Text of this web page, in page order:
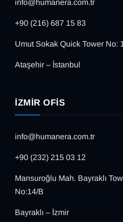
info@humanera.com.tr
+90 (216) 687 15 83
Umut Sokak Quick Tower No:
Ataşehir – İstanbul
İZMIR OFIS
info@humanera.com.tr
+90 (232) 215 03 12
Mansuroğlu Mah. Bayraklı
No:14/B
Bayraklı – İzmir